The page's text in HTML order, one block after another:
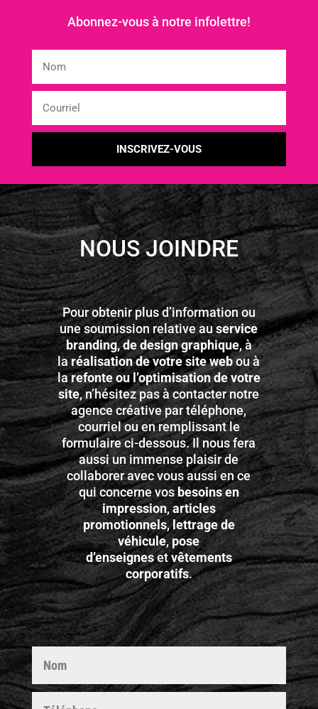
Abonnez-vous à notre infolettre!
NOUS JOINDRE
Pour obtenir plus d’information ou
une soumission relative auservice
branding, de design graphique, à
laréalisation de votre site webou à
larefonte ou l’optimisation de votre
site, n’hésitez pas à contacter notre
agence créative par téléphone,
courriel ou en remplissant le
formulaire ci-dessous. Il nous fera
aussi un immense plaisir de
collaborer avec vous aussi en ce
qui concerne vosbesoins en
impression, articles
promotionnels,lettrage de
véhicule, pose
d’enseignesetvêtements
corporatifs.